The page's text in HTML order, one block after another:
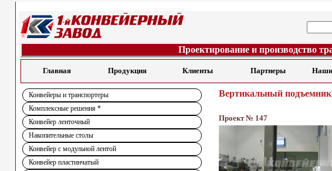
Проектирование и производство
Главная Продукция Клиенты Партнеры
Конвейеры и транспортеры
Комплексные решения *
Конвейер ленточный
Накопительные столы
Конвейер с модульной лентой
Конвейер пластинчатый
Вертикальный
Проект № 147